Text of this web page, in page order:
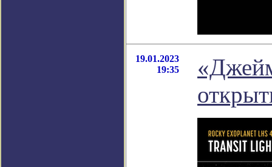
19.01.2023
19:35